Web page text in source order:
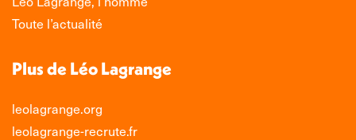
Toute l’actualité
Plus de Léo Lagrange
leolagrange.org
leolagrange-recrute.fr